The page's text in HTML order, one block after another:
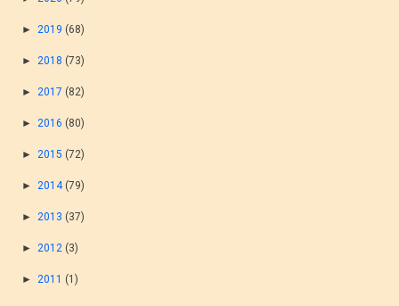
►2019 (68)
►2018 (73)
►2017 (82)
►2016 (80)
►2015 (72)
►2014 (79)
►2013 (37)
►2012 (3)
►2011 (1)